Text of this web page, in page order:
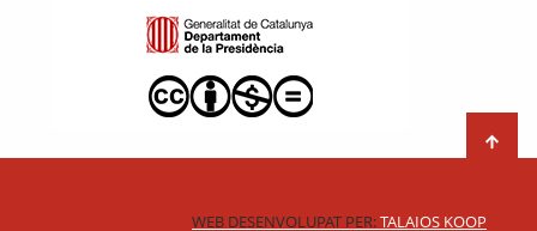
WEB DESENVOLUPAT PER:TALAIOS KOOP